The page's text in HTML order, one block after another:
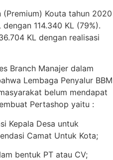
(Premium) Kouta tahun 2020
114.340 KL (79%).
KL dengan realisasi
Branch Manajer dalam
Lembaga Penyalur BBM
belum mendapat
Pertashop yaitu :
Kepala Desa untuk
Camat Untuk Kota;
bentuk PT atau CV;